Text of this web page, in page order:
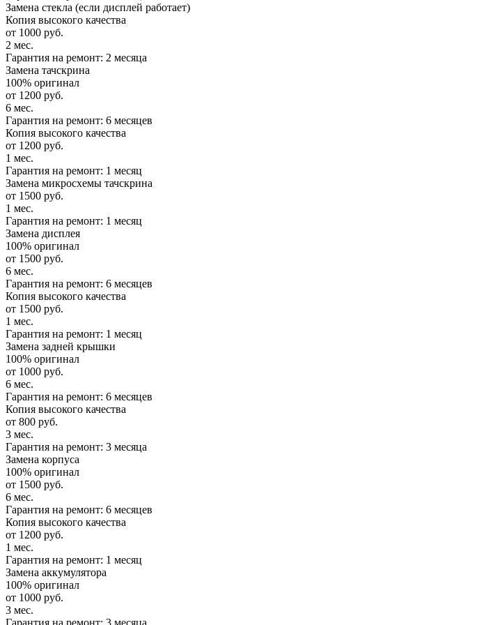
Замена стекла (если дисплей работает)
Копия высокого качества
от 1000 руб.
2 мес.
Гарантия на ремонт: 2 месяца
Замена тачскрина
100% оригинал
от 1200 руб.
6 мес.
Гарантия на ремонт: 6 месяцев
Копия высокого качества
от 1200 руб.
1 мес.
Гарантия на ремонт: 1 месяц
Замена микросхемы тачскрина
от 1500 руб.
1 мес.
Гарантия на ремонт: 1 месяц
Замена дисплея
100% оригинал
от 1500 руб.
6 мес.
Гарантия на ремонт: 6 месяцев
Копия высокого качества
от 1500 руб.
1 мес.
Гарантия на ремонт: 1 месяц
Замена задней крышки
100% оригинал
от 1000 руб.
6 мес.
Гарантия на ремонт: 6 месяцев
Копия высокого качества
от 800 руб.
3 мес.
Гарантия на ремонт: 3 месяца
Замена корпуса
100% оригинал
от 1500 руб.
6 мес.
Гарантия на ремонт: 6 месяцев
Копия высокого качества
от 1200 руб.
1 мес.
Гарантия на ремонт: 1 месяц
Замена аккумулятора
100% оригинал
от 1000 руб.
3 мес.
Гарантия на ремонт: 3 месяца